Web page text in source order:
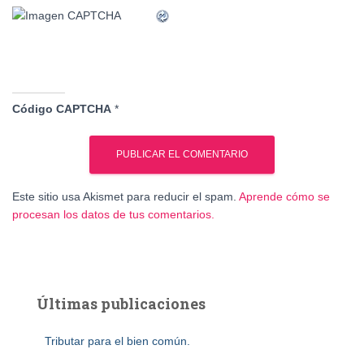
Código CAPTCHA *
Este sitio usa Akismet para reducir el spam. Aprende cómo se
procesan los datos de tus comentarios.
Últimas publicaciones
Tributar para el bien común.